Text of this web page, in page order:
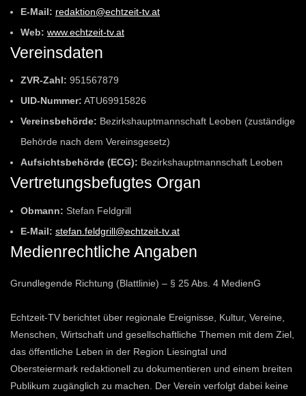
E-Mail: redaktion@echtzeit-tv.at
Web: www.echtzeit-tv.at
Vereinsdaten
ZVR-Zahl: 951567879
UID-Nummer: ATU69915826
Vereinsbehörde: Bezirkshauptmannschaft Leoben (zuständige
Behörde nach dem Vereinsgesetz)
Aufsichtsbehörde (ECG): Bezirkshauptmannschaft Leoben
Vertretungsbefugtes Organ
Obmann: Stefan Feldgrill
E-Mail: stefan.feldgrill@echtzeit-tv.at
Medienrechtliche Angaben
Grundlegende Richtung (Blattlinie) – § 25 Abs. 4 MedienG
Echtzeit-TV berichtet über regionale Ereignisse, Kultur, Vereine,
Menschen, Wirtschaft und gesellschaftliche Themen mit dem Ziel,
das öffentliche Leben in der Region Liesingtal und
Obersteiermark redaktionell zu dokumentieren und einem breiten
Publikum zugänglich zu machen. Der Verein verfolgt dabei keine